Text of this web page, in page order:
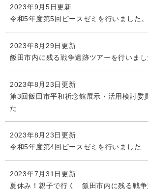
2023年9月5日更新
令和5年度第5回ピースゼミを行いました。
2023年8月29日更新
飯田市内に残る戦争遺跡ツアーを行いまし
2023年8月23日更新
第3回飯田市平和祈念館展示・活用検討委
た
2023年8月23日更新
令和5年度第4回ピースゼミを行いました
2023年7月31日更新
夏休み！親子で行く 飯田市内に残る戦